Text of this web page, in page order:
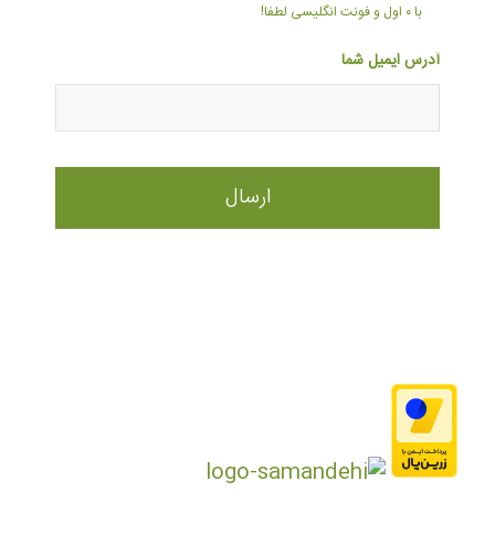
با ۰ اول و فونت انگلیسی لطفا!
آدرس ایمیل شما